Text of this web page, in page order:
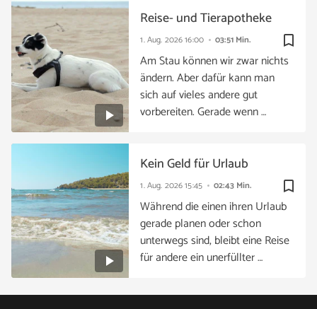
bookmark_border
1. Aug. 202616:00 03:51 Min.
Reise- und Tierapotheke
Am Stau können wir zwar nichts
ändern. Aber dafür kann man
sich auf vieles andere gut
vorbereiten. Gerade wenn …
bookmark_border
1. Aug. 202615:45 02:43 Min.
Kein Geld für Urlaub
Während die einen ihren Urlaub
gerade planen oder schon
unterwegs sind, bleibt eine Reise
für andere ein unerfüllter …